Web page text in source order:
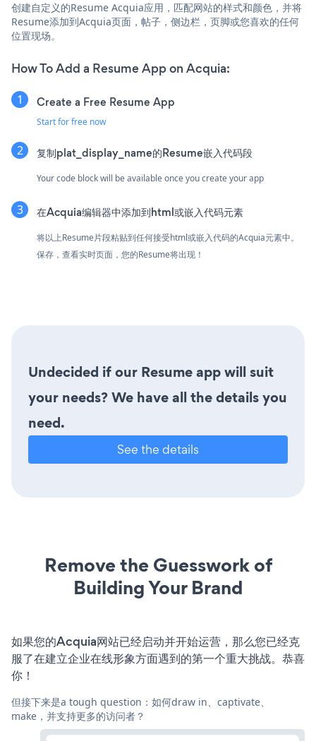
创建自定义的Resume Acquia应用，匹配网站的样式和颜色，并将
Resume添加到Acquia页面，帖子，侧边栏，页脚或您喜欢的任何
位置现场。
How To Add a Resume App on Acquia:
Create a Free Resume App
Start for free now
复制plat_display_name的Resume嵌入代码段
Your code block will be available once you create your app
在Acquia编辑器中添加到html或嵌入代码元素
将以上Resume片段粘贴到任何接受html或嵌入代码的Acquia元素中。
保存，查看实时页面，您的Resume将出现！
Undecided if our Resume app will suit
your needs? We have all the details you
need.
See the details
Remove the Guesswork of
Building Your Brand
如果您的Acquia网站已经启动并开始运营，那么您已经克
服了在建立企业在线形象方面遇到的第一个重大挑战。恭喜
你！
但接下来是a tough question：如何draw in、captivate、
make，并支持更多的访问者？